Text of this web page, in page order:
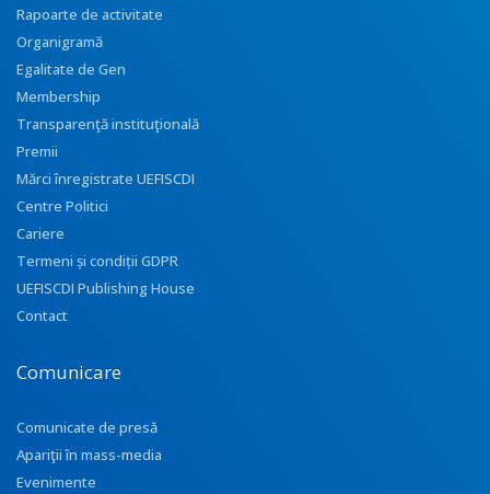
Rapoarte de activitate
Organigramă
Egalitate de Gen
Membership
Transparenţă instituţională
Premii
Mărci înregistrate UEFISCDI
Centre Politici
Cariere
Termeni și condiții GDPR
UEFISCDI Publishing House
Contact
Comunicare
Comunicate de presă
Apariţii în mass-media
Evenimente